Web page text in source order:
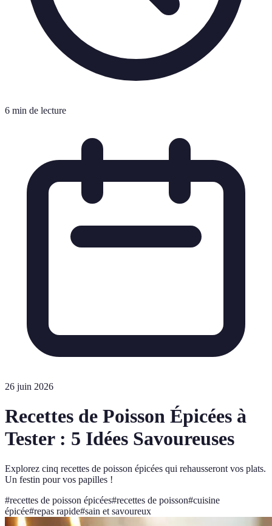
6 min de lecture
26 juin 2026
Recettes de Poisson Épicées à
Tester : 5 Idées Savoureuses
Explorez cinq recettes de poisson épicées qui rehausseront vos plats.
Un festin pour vos papilles !
#recettes de poisson épicées#recettes de poisson#cuisine
épicée#repas rapide#sain et savoureux